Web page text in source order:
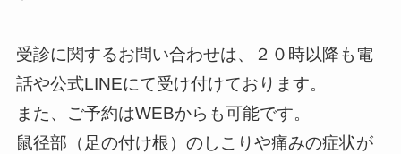
受診に関するお問い合わせは、２０時以降も電
話や公式LINEにて受け付けております。
また、ご予約はWEBからも可能です。
鼠径部（足の付け根）のしこりや痛みの症状が